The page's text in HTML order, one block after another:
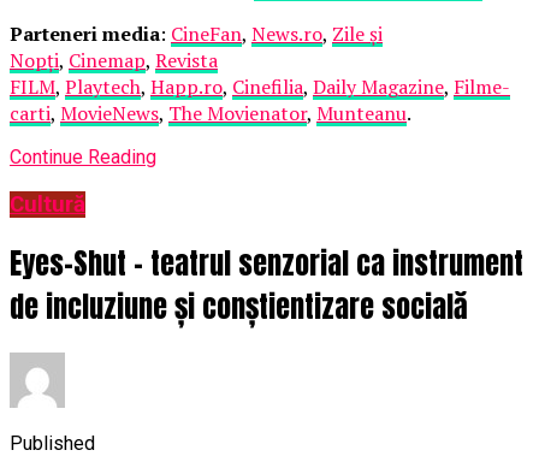
Parteneri media: CineFan, News.ro, Zile și
Nopți, Cinemap, Revista
FILM, Playtech, Happ.ro, Cinefilia, Daily Magazine, Filme-
carti, MovieNews, The Movienator, Munteanu.
Continue Reading
Cultură
Eyes-Shut – teatrul senzorial ca instrument
de incluziune și conștientizare socială
Published